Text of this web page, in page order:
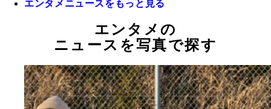
エンタメニュースをもっと見る
エンタメの
ニュースを写真で探す